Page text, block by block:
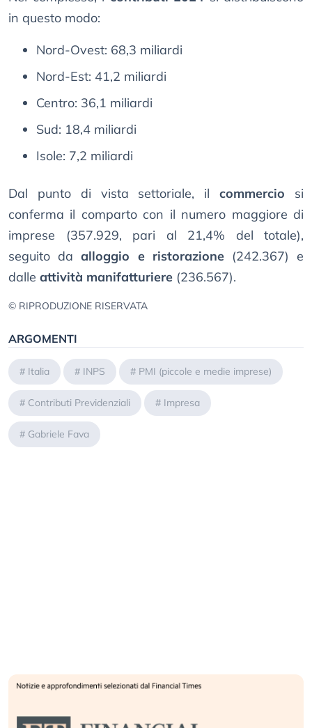
in questo modo:
Nord-Ovest: 68,3 miliardi
Nord-Est: 41,2 miliardi
Centro: 36,1 miliardi
Sud: 18,4 miliardi
Isole: 7,2 miliardi
Dal punto di vista settoriale, ilcommercio si
conferma il comparto con il numero maggiore di
imprese (357.929, pari al 21,4% del totale),
seguito daalloggio e ristorazione(242.367) e
dalle attività manifatturiere (236.567).
© RIPRODUZIONE RISERVATA
ARGOMENTI
# Italia # INPS # PMI (piccole e medie imprese)
# Contributi Previdenziali # Impresa
# Gabriele Fava